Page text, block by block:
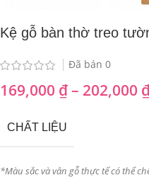
Kệ gỗ bàn thờ treo
Đã bán 0
169,000 ₫– 202,000
CHẤT LIỆU
*Màu sắc và vân gỗ thực tế có thể